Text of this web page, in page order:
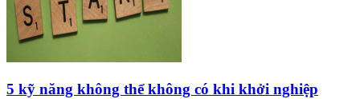
5 kỹ năng không thể không có khi khởi nghiệp